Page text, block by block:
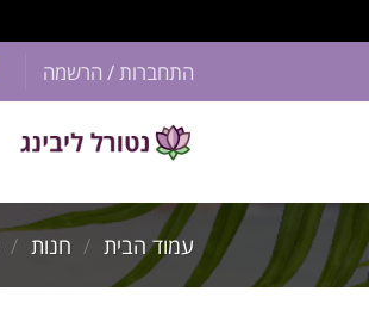
התחברות / הרשמה
עמוד הבית / חנות /